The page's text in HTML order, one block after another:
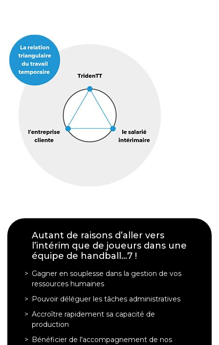
Autant de raisons d’aller vers
l’intérim que de joueurs dans une
équipe de handball...7 !
Gagner en souplesse dans la gestion de vos
ressources humaines
Pouvoir déléguer les tâches administratives
Accroître rapidement sa capacité de
production
Bénéficier de l'accompagnement de nos